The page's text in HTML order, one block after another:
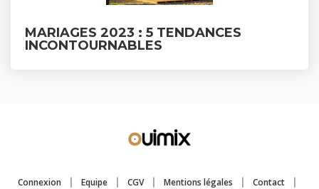
MARIAGES 2023 : 5 TENDANCES
INCONTOURNABLES
Connexion Equipe CGV Mentions légales Contact